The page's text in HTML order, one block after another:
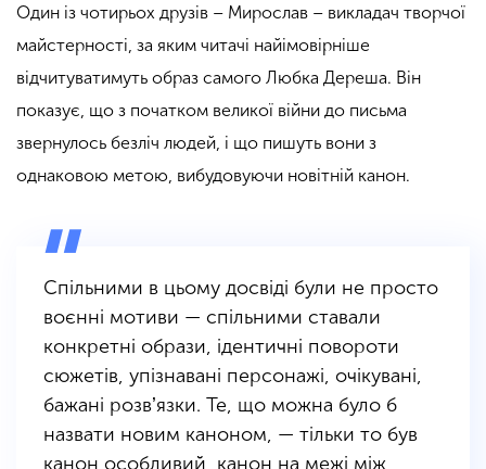
Один із чотирьох друзів – Мирослав – викладач творчої
майстерності, за яким читачі найімовірніше
відчитуватимуть образ самого Любка Дереша. Він
показує, що з початком великої війни до письма
звернулось безліч людей, і що пишуть вони з
однаковою метою, вибудовуючи новітній канон.
Спільними в цьому досвіді були не просто
воєнні мотиви — спільними ставали
конкретні образи, ідентичні повороти
сюжетів, упізнавані персонажі, очікувані,
бажані розвʼязки. Те, що можна було б
назвати новим каноном, — тільки то був
канон особливий, канон на межі між